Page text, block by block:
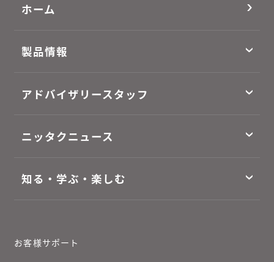
ホーム
製品情報
アドバイザリースタッフ
ニッタクニュース
知る・学ぶ・楽しむ
お客様サポート